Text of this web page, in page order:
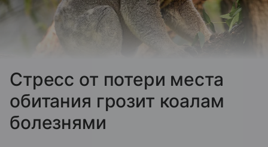
Стресс от потери места
обитания грозит коалам
болезнями